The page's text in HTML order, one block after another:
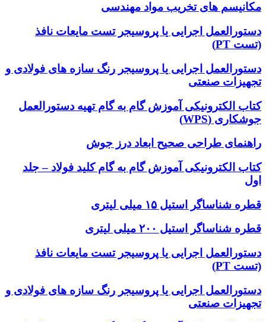
مکانیسم های تخریب مواد مهندسی
دستورالعمل اجرایی یا پروسیجر تست مایعات نافذ
(تست PT)
دستورالعمل اجرایی یا پروسیجر رنگ سازه های فولادی و
تجهیزات صنعتی
کتاب الکترونیکی آموزش گام به گام تهیه دستورالعمل
جوشکاری (WPS)
راهنمای طراحی صحیح ابعاد درز جوش
کتاب الکترونیکی آموزش گام به گام کلید فولاد – جلد
اول
قطره شناساگر استیل ۱۵ میلی لیتری
قطره شناساگر استیل ۲۰۰ میلی لیتری
دستورالعمل اجرایی یا پروسیجر تست مایعات نافذ
(تست PT)
دستورالعمل اجرایی یا پروسیجر رنگ سازه های فولادی و
تجهیزات صنعتی